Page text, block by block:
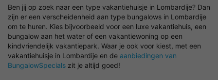
Ben jij op zoek naar een type vakantiehuisje in Lombardije? Dan
zijn er een verscheidenheid aan type bungalows in Lombardije
om te huren. Kies bijvoorbeeld voor een luxe vakantiehuis, een
bungalow aan het water of een vakantiewoning op een
kindvriendelijk vakantiepark. Waar je ook voor kiest, met een
vakantiehuisje in Lombardije en de aanbiedingen van
BungalowSpecials zit je altijd goed!